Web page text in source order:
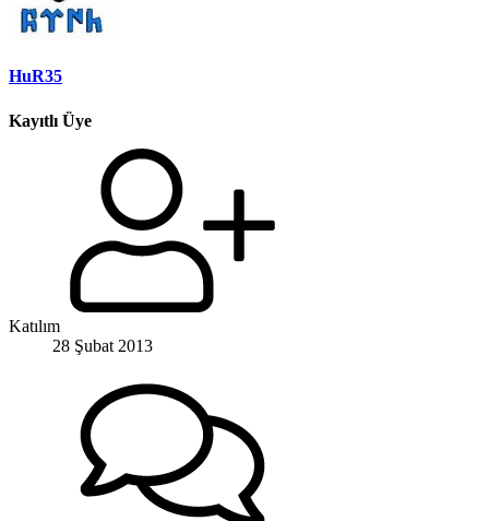
HuR35
Kayıtlı Üye
Katılım
28 Şubat 2013